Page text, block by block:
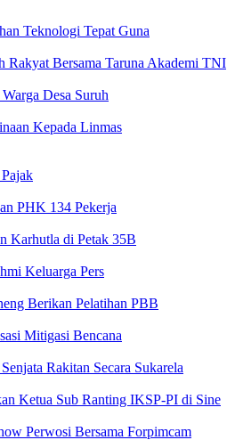
Teknologi Tepat Guna
Rakyat Bersama Taruna Akademi TNI
Desa Suruh
Kepada Linmas
PHK 134 Pekerja
Karhutla di Petak 35B
Keluarga Pers
Berikan Pelatihan PBB
Mitigasi Bencana
Rakitan Secara Sukarela
Ketua Sub Ranting IKSP-PI di Sine
Perwosi Bersama Forpimcam